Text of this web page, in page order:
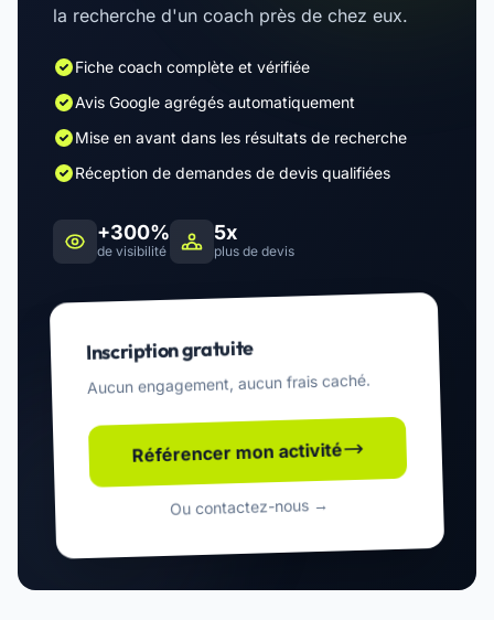
la recherche d'un coach près de chez eux.
Fiche coach complète et vérifiée
Avis Google agrégés automatiquement
Mise en avant dans les résultats de recherche
Réception de demandes de devis qualifiées
+300%
de visibilité
5x
plus de devis
Inscription gratuite
Aucun engagement, aucun frais caché.
Référencer mon activité
Ou contactez-nous →